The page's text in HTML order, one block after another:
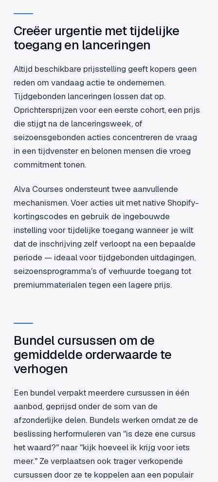
Creëer urgentie met tijdelijke
toegang en lanceringen
Altijd beschikbare prijsstelling geeft kopers geen
reden om vandaag actie te ondernemen.
Tijdgebonden lanceringen lossen dat op.
Oprichtersprijzen voor een eerste cohort, een prijs
die stijgt na de lanceringsweek, of
seizoensgebonden acties concentreren de vraag
in een tijdvenster en belonen mensen die vroeg
commitment tonen.
Alva Courses ondersteunt twee aanvullende
mechanismen. Voer acties uit met native Shopify-
kortingscodes en gebruik de ingebouwde
instelling voor tijdelijke toegang wanneer je wilt
dat de inschrijving zelf verloopt na een bepaalde
periode — ideaal voor tijdgebonden uitdagingen,
seizoensprogramma's of verhuurde toegang tot
premiummaterialen tegen een lagere prijs.
Bundel cursussen om de
gemiddelde orderwaarde te
verhogen
Een bundel verpakt meerdere cursussen in één
aanbod, geprijsd onder de som van de
afzonderlijke delen. Bundels werken omdat ze de
beslissing herformuleren van "is deze ene cursus
het waard?" naar "kijk hoeveel ik krijg voor iets
meer." Ze verplaatsen ook trager verkopende
cursussen door ze te koppelen aan een populair